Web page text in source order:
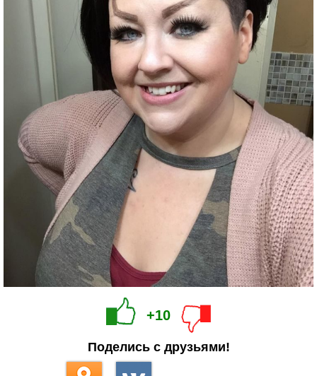
+10
Поделись с друзьями!